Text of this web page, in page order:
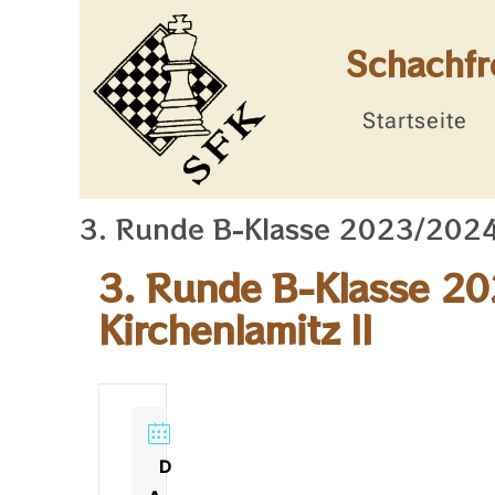
Startseite
3. Runde B-Klasse 2023/
3. Runde B-Klasse
Kirchenlamitz II
D